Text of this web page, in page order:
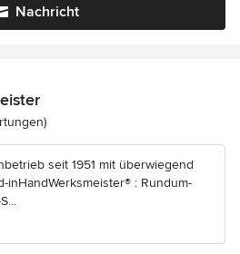
Nachricht
5 von 5 Sternen
seit 1951 mit überwiegend
inHandWerksmeister® : Rundum-